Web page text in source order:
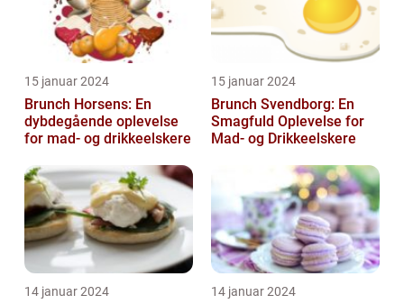
15 januar 2024
Brunch Horsens: En
dybdegående oplevelse
for mad- og drikkeelskere
15 januar 2024
Brunch Svendborg: En
Smagfuld Oplevelse for
Mad- og Drikkeelskere
14 januar 2024 14 januar 2024